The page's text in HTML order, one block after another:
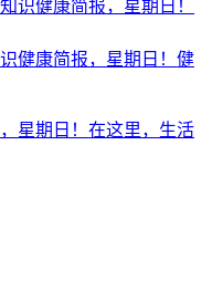
健康简报，星期日！健
星期日！在这里，生活